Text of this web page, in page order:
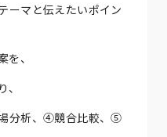
ーマと伝えたいポイン
、
分析、④競合比較、⑤